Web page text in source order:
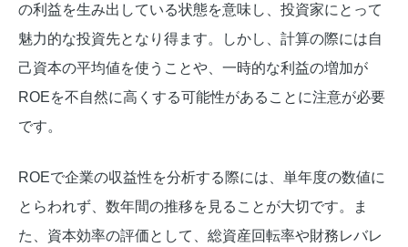
の利益を生み出している状態を意味し、投資家にとって
魅力的な投資先となり得ます。しかし、計算の際には自
己資本の平均値を使うことや、一時的な利益の増加が
ROEを不自然に高くする可能性があることに注意が必要
です。
ROEで企業の収益性を分析する際には、単年度の数値に
とらわれず、数年間の推移を見ることが大切です。ま
た、資本効率の評価として、総資産回転率や財務レバレ